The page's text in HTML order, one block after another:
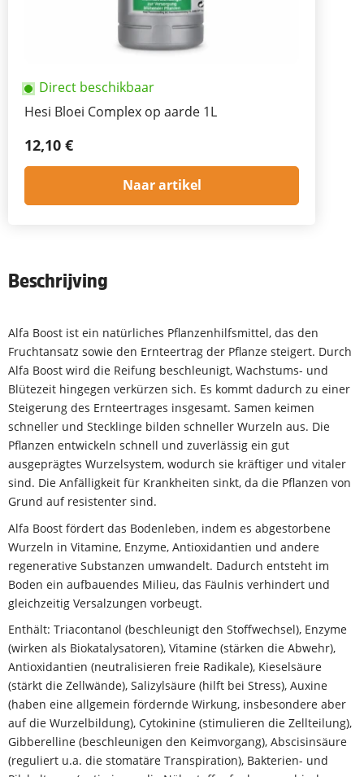
Direct beschikbaar
Hesi Bloei Complex op aarde 1L
12,10 €
Naar artikel
Beschrijving
Alfa Boost ist ein natürliches Pflanzenhilfsmittel, das den
Fruchtansatz sowie den Ernteertrag der Pflanze steigert. Durch
Alfa Boost wird die Reifung beschleunigt, Wachstums- und
Blütezeit hingegen verkürzen sich. Es kommt dadurch zu einer
Steigerung des Ernteertrages insgesamt. Samen keimen
schneller und Stecklinge bilden schneller Wurzeln aus. Die
Pflanzen entwickeln schnell und zuverlässig ein gut
ausgeprägtes Wurzelsystem, wodurch sie kräftiger und vitaler
sind. Die Anfälligkeit für Krankheiten sinkt, da die Pflanzen von
Grund auf resistenter sind.
Alfa Boost fördert das Bodenleben, indem es abgestorbene
Wurzeln in Vitamine, Enzyme, Antioxidantien und andere
regenerative Substanzen umwandelt. Dadurch entsteht im
Boden ein aufbauendes Milieu, das Fäulnis verhindert und
gleichzeitig Versalzungen vorbeugt.
Enthält: Triacontanol (beschleunigt den Stoffwechsel), Enzyme
(wirken als Biokatalysatoren), Vitamine (stärken die Abwehr),
Antioxidantien (neutralisieren freie Radikale), Kieselsäure
(stärkt die Zellwände), Salizylsäure (hilft bei Stress), Auxine
(haben eine allgemein fördernde Wirkung, insbesondere aber
auf die Wurzelbildung), Cytokinine (stimulieren die Zellteilung),
Gibberelline (beschleunigen den Keimvorgang), Abscisinsäure
(reguliert u.a. die stomatäre Transpiration), Bakterien- und